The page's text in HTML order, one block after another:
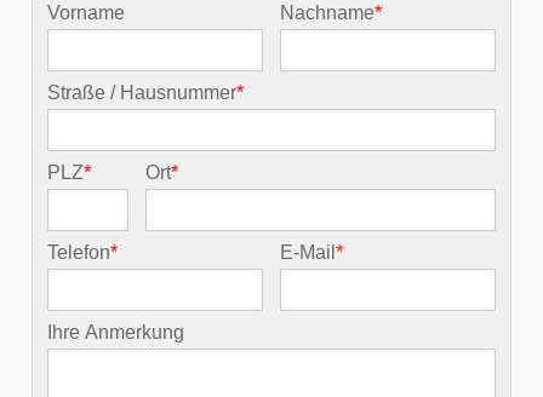
Vorname Nachname*
Straße / Hausnummer*
PLZ* Ort*
Telefon* E-Mail*
Ihre Anmerkung